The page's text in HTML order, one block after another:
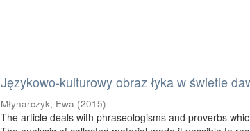
Językowo-kulturowy obraz łyka w świetle
Młynarczyk, Ewa (2015)
The article deals with phraseologisms and proverbs